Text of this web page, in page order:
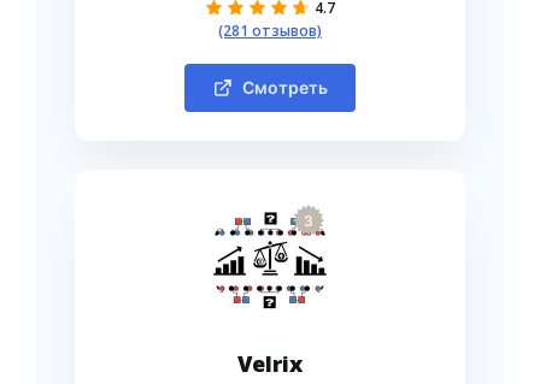
4.7
(281 отзывов)
Смотреть
3
Velrix